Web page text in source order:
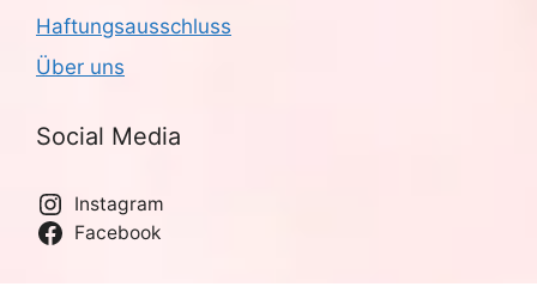
Haftungsausschluss
Über uns
Social Media
Instagram
Facebook